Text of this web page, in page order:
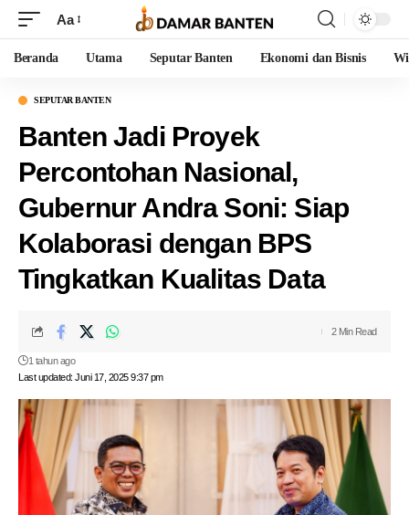
Aa
Beranda Utama Seputar Banten Ekonomi dan Bisnis
SEPUTAR BANTEN
Banten Jadi Proyek
Percontohan Nasional,
Gubernur Andra Soni: Siap
Kolaborasi dengan BPS
Tingkatkan Kualitas Data
Last updated: Juni 17, 2025 9:37 pm
1 tahun ago
2 Min Read